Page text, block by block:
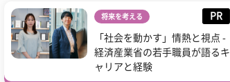
将来を考える PR
「社会を動かす」情熱と視点 -
経済産業省の若手職員が語るキ
ャリアと経験